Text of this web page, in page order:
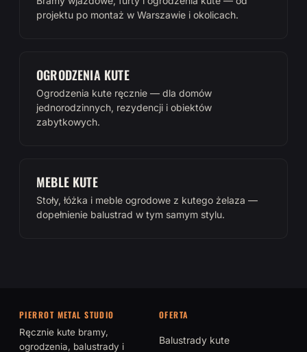
projektu po montaż w Warszawie i okolicach.
OGRODZENIA KUTE
Ogrodzenia kute ręcznie — dla domów
jednorodzinnych, rezydencji i obiektów
zabytkowych.
MEBLE KUTE
Stoły, łóżka i meble ogrodowe z kutego żelaza —
dopełnienie balustrad w tym samym stylu.
PIERROT METAL STUDIO
Ręcznie kute bramy,
ogrodzenia, balustrady i
OFERTA
Balustrady kute